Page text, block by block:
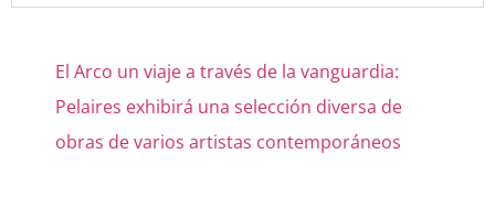
El Arco un viaje a través de la vanguardia:
Pelaires exhibirá una selección diversa de
obras de varios artistas contemporáneos